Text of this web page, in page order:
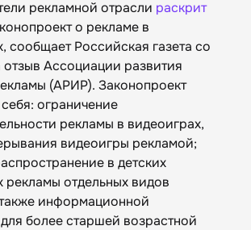
рекламной отрасли раскрит
о рекламе в
сообщает Российская газета со
Ассоциации развития
(АРИР). Законопроект
ограничение
рекламы в видеоиграх,
видеоигры рекламой;
в детских
рекламы отдельных видов
информационной
более старшей возрастной